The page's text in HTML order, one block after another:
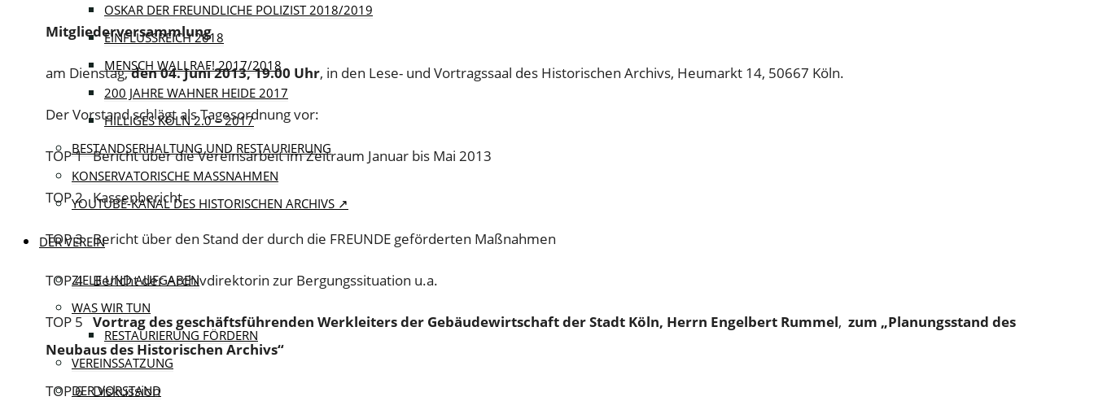
OSKAR DER FREUNDLICHE POLIZIST 2018/2019
EINFLUSSREICH 2018
MENSCH WALLRAF! 2017/2018
200 JAHRE WAHNER HEIDE 2017
HILLIGES KÖLN 2.0 – 2017
BESTANDSERHALTUNG UND RESTAURIERUNG
KONSERVATORISCHE MASSNAHMEN
YOUTUBE-KANAL DES HISTORISCHEN ARCHIVS ↗
DER VEREIN
ZIELE UND AUFGABEN
WAS WIR TUN
RESTAURIERUNG FÖRDERN
VEREINSSATZUNG
DER VORSTAND
Mitgliederversammlung
am Dienstag,den 04. Juni 2013, 19.00 Uhr, in den Lese- und Vortragssaal des Historischen Archivs, Heumarkt 14, 50667 Köln.
Der Vorstand schlägt als Tagesordnung vor:
TOP 1 Bericht über die Vereinsarbeit im Zeitraum Januar bis Mai 2013
TOP 2 Kassenbericht
TOP 3 Bericht über den Stand der durch die FREUNDE geförderten Maßnahmen
TOP 4 Bericht der Archivdirektorin zur Bergungssituation u.a.
TOP 5 Vortrag des geschäftsführenden Werkleiters der Gebäudewirtschaft der Stadt Köln, Herrn Engelbert Rummel, zum „Planungsstand des
Neubaus des Historischen Archivs“
TOP 6 Diskussion